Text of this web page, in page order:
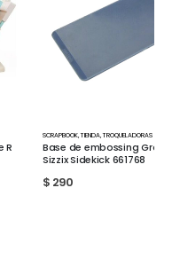
TROQUELADORAS
de embossing Gray para
Sidekick 661768